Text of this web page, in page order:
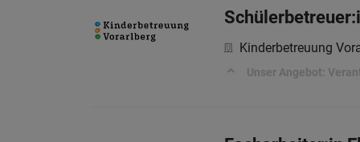
Kinderbetreuung
Unser Angebot: